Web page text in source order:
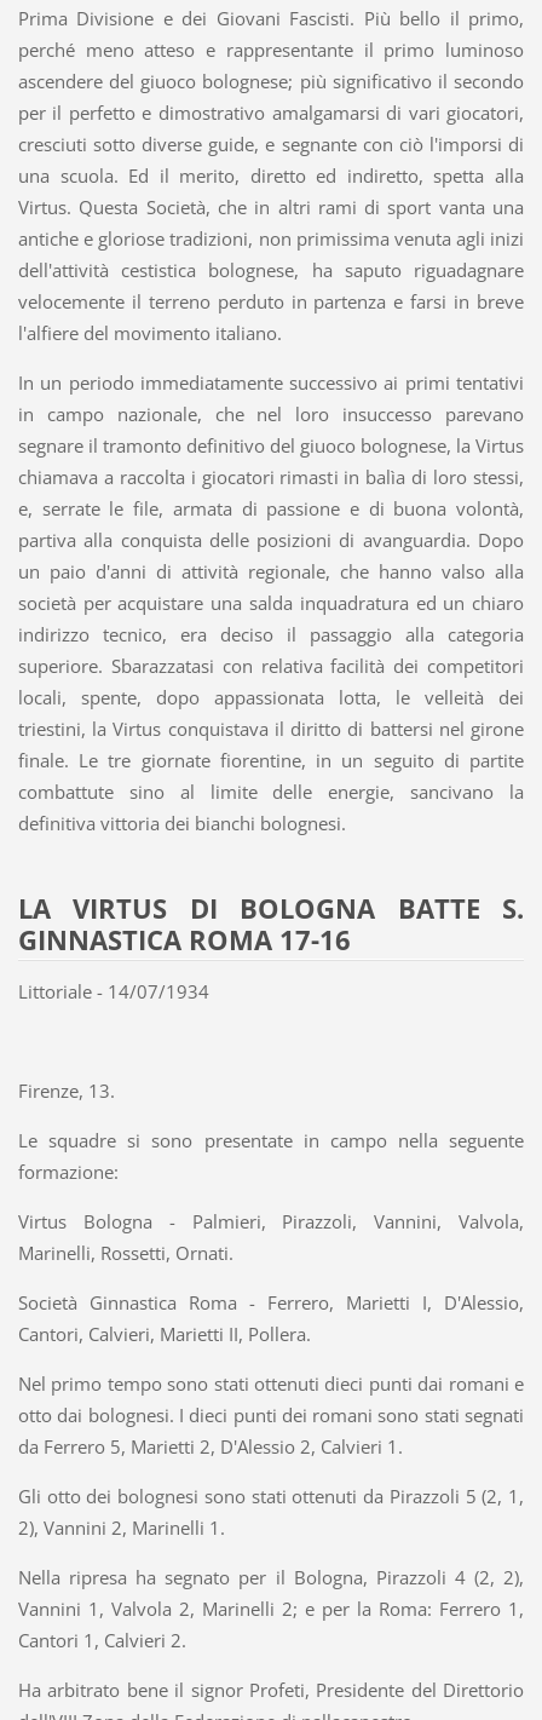
Prima Divisione e dei Giovani Fascisti. Più bello il primo,
perché meno atteso e rappresentante il primo luminoso
ascendere del giuoco bolognese; più significativo il secondo
per il perfetto e dimostrativo amalgamarsi di vari giocatori,
cresciuti sotto diverse guide, e segnante con ciò l'imporsi di
una scuola. Ed il merito, diretto ed indiretto, spetta alla
Virtus. Questa Società, che in altri rami di sport vanta una
antiche e gloriose tradizioni, non primissima venuta agli inizi
dell'attività cestistica bolognese, ha saputo riguadagnare
velocemente il terreno perduto in partenza e farsi in breve
l'alfiere del movimento italiano.
In un periodo immediatamente successivo ai primi tentativi
in campo nazionale, che nel loro insuccesso parevano
segnare il tramonto definitivo del giuoco bolognese, la Virtus
chiamava a raccolta i giocatori rimasti in balìa di loro stessi,
e, serrate le file, armata di passione e di buona volontà,
partiva alla conquista delle posizioni di avanguardia. Dopo
un paio d'anni di attività regionale, che hanno valso alla
società per acquistare una salda inquadratura ed un chiaro
indirizzo tecnico, era deciso il passaggio alla categoria
superiore. Sbarazzatasi con relativa facilità dei competitori
locali, spente, dopo appassionata lotta, le velleità dei
triestini, la Virtus conquistava il diritto di battersi nel girone
finale. Le tre giornate fiorentine, in un seguito di partite
combattute sino al limite delle energie, sancivano la
definitiva vittoria dei bianchi bolognesi.
LA VIRTUS DI BOLOGNA BATTE S.
GINNASTICA ROMA 17-16
Littoriale - 14/07/1934
Firenze, 13.
Le squadre si sono presentate in campo nella seguente
formazione:
Virtus Bologna - Palmieri, Pirazzoli, Vannini, Valvola,
Marinelli, Rossetti, Ornati.
Società Ginnastica Roma - Ferrero, Marietti I, D'Alessio,
Cantori, Calvieri, Marietti II, Pollera.
Nel primo tempo sono stati ottenuti dieci punti dai romani e
otto dai bolognesi. I dieci punti dei romani sono stati segnati
da Ferrero 5, Marietti 2, D'Alessio 2, Calvieri 1.
Gli otto dei bolognesi sono stati ottenuti da Pirazzoli 5 (2, 1,
2), Vannini 2, Marinelli 1.
Nella ripresa ha segnato per il Bologna, Pirazzoli 4 (2, 2),
Vannini 1, Valvola 2, Marinelli 2; e per la Roma: Ferrero 1,
Cantori 1, Calvieri 2.
Ha arbitrato bene il signor Profeti, Presidente del Direttorio